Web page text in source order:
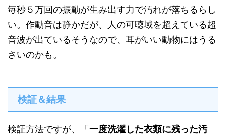
毎秒５万回の振動が生み出す力で汚れが落ちるらし
い。作動音は静かだが、人の可聴域を超えている超
音波が出ているそうなので、耳がいい動物にはうる
さいのかも。
検証＆結果
検証方法ですが、「一度洗濯した衣類に残った汚